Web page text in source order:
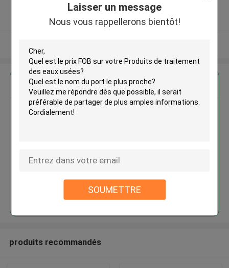
Laisser un message
Nous vous rappellerons bientôt!
SOUMETTRE
5.0
Fournisseur vérifié
Continuer
produits recommandés